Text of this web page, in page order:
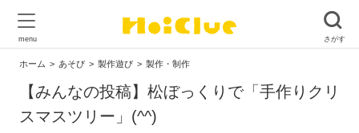
ホーム あそび 製作遊び 製作・制作
【みんなの投稿】松ぼっくりで「手作りクリ
スマスツリー」(^^)